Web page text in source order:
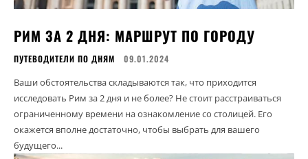
РИМ ЗА 2 ДНЯ: МАРШРУТ ПО ГОРОДУ
ПУТЕВОДИТЕЛИ ПО ДНЯМ 09.01.2024
Ваши обстоятельства складываются так, что приходится
исследовать Рим за 2 дня и не более? Не стоит расстраиваться
ограниченному времени на ознакомление со столицей. Его
окажется вполне достаточно, чтобы выбрать для вашего
будущего...